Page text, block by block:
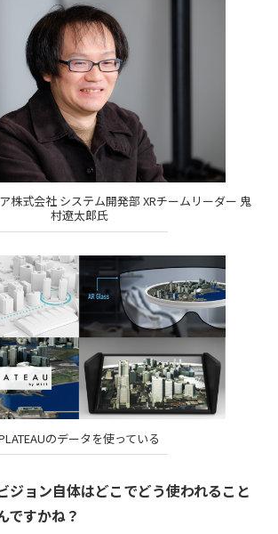
株式会社 システム開発部 XRチームリーダー 鬼
村遼太郎氏
のデータを使っている
ョン自体はどこでどう使われること
ですかね？